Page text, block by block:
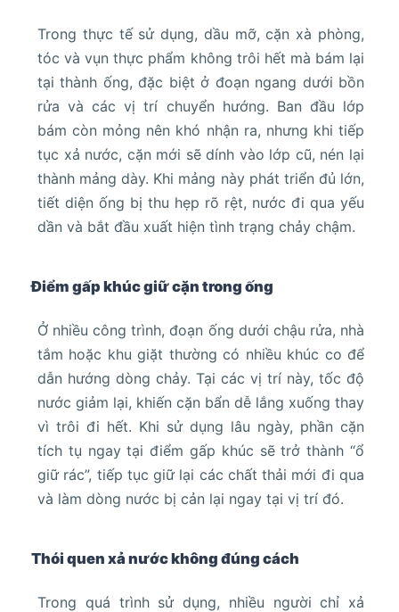
Trong thực tế sử dụng, dầu mỡ, cặn xà phòng,
tóc và vụn thực phẩm không trôi hết mà bám lại
tại thành ống, đặc biệt ở đoạn ngang dưới bồn
rửa và các vị trí chuyển hướng. Ban đầu lớp
bám còn mỏng nên khó nhận ra, nhưng khi tiếp
tục xả nước, cặn mới sẽ dính vào lớp cũ, nén lại
thành mảng dày. Khi mảng này phát triển đủ lớn,
tiết diện ống bị thu hẹp rõ rệt, nước đi qua yếu
dần và bắt đầu xuất hiện tình trạng chảy chậm.
Điểm gấp khúc giữ cặn trong ống
Ở nhiều công trình, đoạn ống dưới chậu rửa, nhà
tắm hoặc khu giặt thường có nhiều khúc co để
dẫn hướng dòng chảy. Tại các vị trí này, tốc độ
nước giảm lại, khiến cặn bẩn dễ lắng xuống thay
vì trôi đi hết. Khi sử dụng lâu ngày, phần cặn
tích tụ ngay tại điểm gấp khúc sẽ trở thành “ổ
giữ rác”, tiếp tục giữ lại các chất thải mới đi qua
và làm dòng nước bị cản lại ngay tại vị trí đó.
Thói quen xả nước không đúng cách
Trong quá trình sử dụng, nhiều người chỉ xả